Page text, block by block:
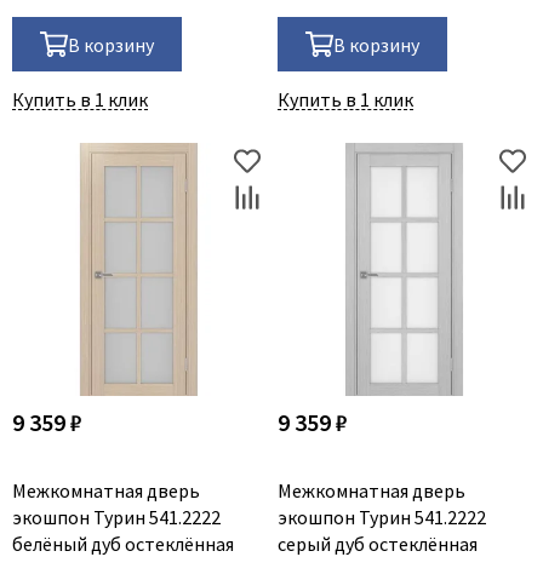
В корзину
Купить в 1 клик
В корзину
Купить в 1 клик
9 359 ₽
Межкомнатная дверь
экошпон Турин 541.2222
белёный дуб остеклённая
9 359 ₽
Межкомнатная дверь
экошпон Турин 541.2222
серый дуб остеклённая